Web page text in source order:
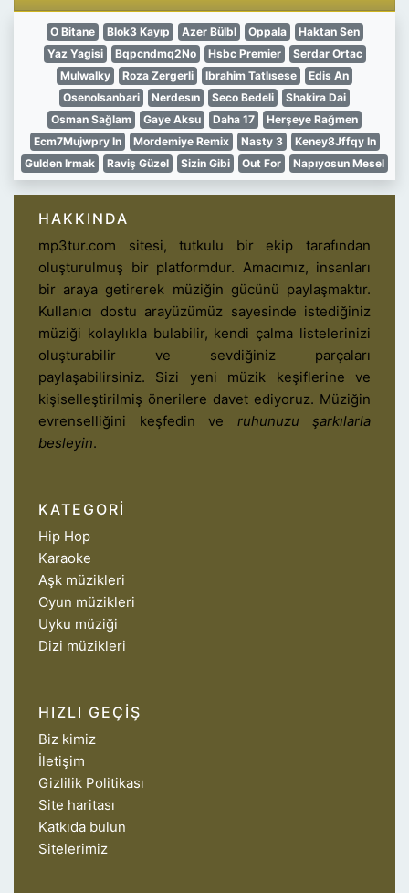
O Bitane Blok3 Kayıp Azer Bülbl Oppala
Haktan Sen
Yaz Yagisi
Bqpcndmq2No Hsbc Premier
Serdar Ortac
Mulwalky
Roza Zergerli Ibrahim Tatlısese
Edis An
Osenolsanbari
Nerdesın Seco Bedeli
Shakira Dai
Osman Sağlam
Gaye Aksu Daha 17
Herşeye Rağmen
Ecm7Mujwpry In
Mordemiye Remix Nasty 3
Keney8Jffqy In
Gulden Irmak
Raviş Güzel Sizin Gibi Out For Napıyosun Mesel
HAKKINDA
mp3tur.com sitesi, tutkulu bir ekip tarafından
oluşturulmuş bir platformdur. Amacımız, insanları
bir araya getirerek müziğin gücünü paylaşmaktır.
Kullanıcı dostu arayüzümüz sayesinde istediğiniz
müziği kolaylıkla bulabilir, kendi çalma listelerinizi
oluşturabilir ve sevdiğiniz parçaları
paylaşabilirsiniz. Sizi yeni müzik keşiflerine ve
kişiselleştirilmiş önerilere davet ediyoruz. Müziğin
evrenselliğini keşfedin ve ruhunuzu şarkılarla
besleyin.
KATEGORI
Hip Hop
Karaoke
Aşk müzikleri
Oyun müzikleri
Uyku müziği
Dizi müzikleri
HIZLI GEÇIŞ
Biz kimiz
İletişim
Gizlilik Politikası
Site haritası
Katkıda bulun
Sitelerimiz